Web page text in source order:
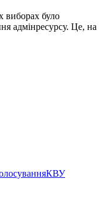
виборах було
адмінресурсу. Це, на
КВУ